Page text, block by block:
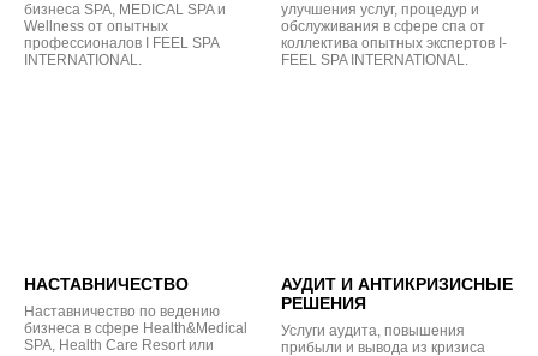
бизнеса SPA, MEDICAL SPA и
Wellness от опытных
профессионалов I FEEL SPA
INTERNATIONAL.
улучшения услуг, процедур и
обслуживания в сфере спа от
коллектива опытных экспертов I-
FEEL SPA INTERNATIONAL.
НАСТАВНИЧЕСТВО
Наставничество по ведению
бизнеса в сфере Health&Medical
SPA, Health Care Resort или
АУДИТ И АНТИКРИЗИСНЫЕ
РЕШЕНИЯ
Услуги аудита, повышения
прибыли и вывода из кризиса